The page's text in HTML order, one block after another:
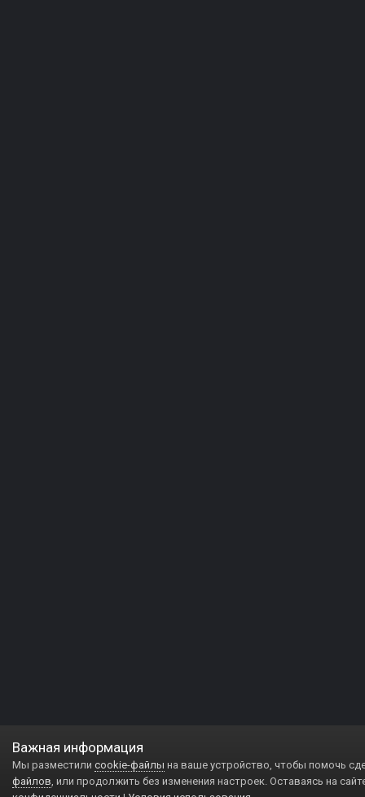
Важная информация
Мы разместили cookie-файлы на ваше устройство, чтобы помочь
файлов, или продолжить без изменения настроек. Оставаясь на